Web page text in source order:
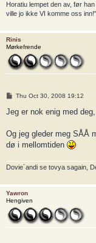
Horatiu lempet den av, før
ville jo ikke VI komme oss inn!"
Rinis
Mørkefrende
P
s
Thu Oct 30, 2008 19:12
Jeg er nok enig med
Og jeg gleder meg SÅÅ
dø i mellomtiden
Dovie´andi se tovya sagain,
Yawron
Hengiven